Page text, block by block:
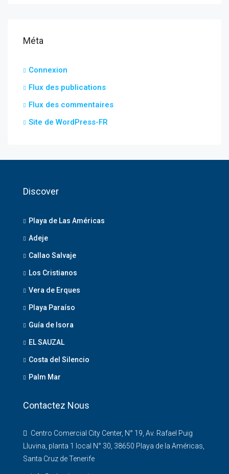
Méta
Connexion
Flux des publications
Flux des commentaires
Site de WordPress-FR
Discover
Playa de Las Américas
Adeje
Callao Salvaje
Los Cristianos
Vera de Erques
Playa Paraíso
Guía de Isora
EL SAUZAL
Costa del Silencio
Palm Mar
Contactez Nous
Centro Comercial City Center, N° 19, Av. Rafael Puig
Lluvina, planta 1 local N° 30, 38650 Playa de la Américas,
Santa Cruz de Tenerife